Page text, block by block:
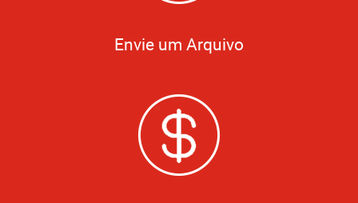
Envie um Arquivo